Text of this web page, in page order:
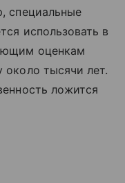
специальные
использовать в
оценкам
около тысячи лет.
ложится